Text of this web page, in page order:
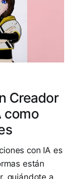
Creador
como
con IA es
están
guiándote a